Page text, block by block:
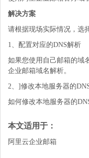
解决方案
请根据现场实际情况，选
1、配置对应的DNS解析
如果您使用自己邮箱的域
企业邮箱域名解析。
2、]修改本地服务器的
如何修改本地服务器的
本文适用于：
阿里云企业邮箱